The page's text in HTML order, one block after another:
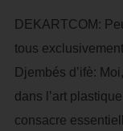
DEKARTCOM:
tous
Djembés d’ifè:
dans l’art
consacre